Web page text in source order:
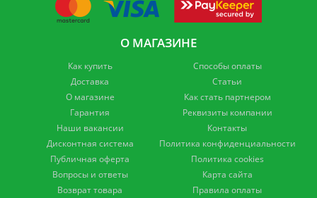
О МАГАЗИНЕ
Как купить
Доставка
О магазине
Гарантия
Наши вакансии
Дисконтная система
Публичная оферта
Вопросы и ответы
Возврат товара
Способы оплаты
Статьи
Как стать партнером
Реквизиты компании
Контакты
Политика конфиденциальности
Политика cookies
Карта сайта
Правила оплаты